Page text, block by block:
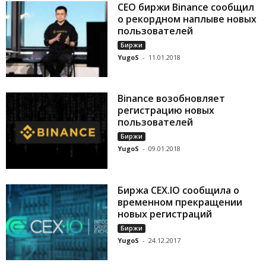
CEO биржи Binance сообщил
о рекордном наплыве новых
пользователей
Биржи
YugoS - 11.01.2018
Binance возобновляет
регистрацию новых
пользователей
Биржи
YugoS - 09.01.2018
Биржа CEX.IO сообщила о
временном прекращении
новых регистраций
Биржи
YugoS - 24.12.2017